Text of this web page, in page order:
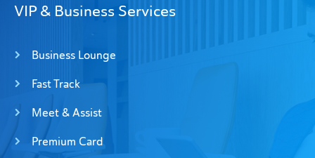
VIP & Business Services
Business Lounge
Fast Track
Meet & Assist
Premium Card